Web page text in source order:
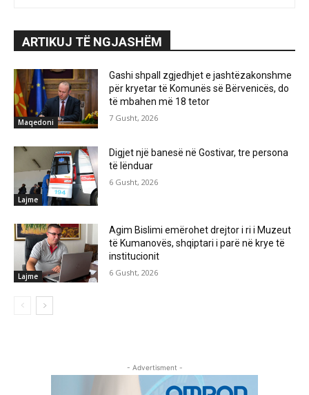
ARTIKUJ TË NGJASHËM
Maqedoni
Gashi shpall zgjedhjet e jashtëzakonshme
për kryetar të Komunës së Bërvenicës, do
të mbahen më 18 tetor
7 Gusht, 2026
Lajme
Digjet një banesë në Gostivar, tre persona
të lënduar
6 Gusht, 2026
Lajme
Agim Bislimi emërohet drejtor i ri i Muzeut
të Kumanovës, shqiptari i parë në krye të
institucionit
6 Gusht, 2026
- Advertisment -